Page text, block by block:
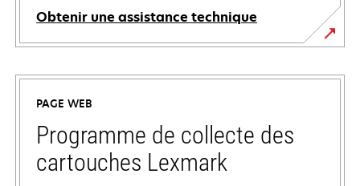
Obtenir une assistance technique
s’ouvre
dans
nouvel
onglet
PAGE WEB
Programme de collecte des
cartouches Lexmark